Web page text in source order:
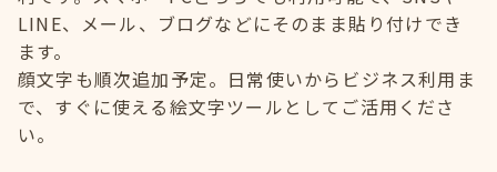
LINE、メール、ブログなどにそのまま貼り付けでき
ます。
顔文字も順次追加予定。日常使いからビジネス利用ま
で、すぐに使える絵文字ツールとしてご活用くださ
い。